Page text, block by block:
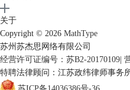
关于
Copyright © 2026 MathType
苏州苏杰思网络有限公司
经营许可证编号：苏B2-20170109
特聘法律顾问：江苏政纬律师事务